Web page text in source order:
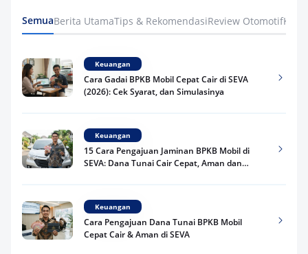
SemuaBerita UtamaTips & RekomendasiReview Otomotif
Keuangan
Cara Gadai BPKB Mobil Cepat Cair di SEVA
(2026): Cek Syarat, dan Simulasinya
Keuangan
15 Cara Pengajuan Jaminan BPKB Mobil di
SEVA: Dana Tunai Cair Cepat, Aman dan
Keuangan
Cara Pengajuan Dana Tunai BPKB Mobil
Cepat Cair & Aman di SEVA